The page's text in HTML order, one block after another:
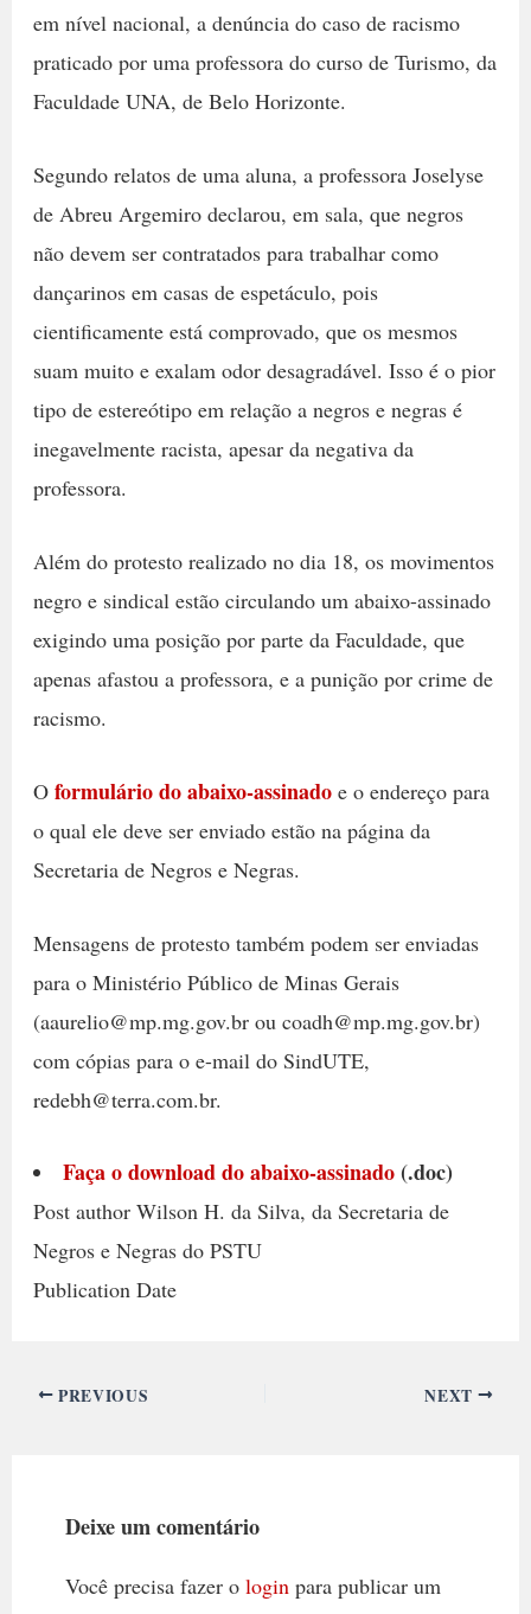
em nível nacional, a denúncia do caso de racismo
praticado por uma professora do curso de Turismo, da
Faculdade UNA, de Belo Horizonte.
Segundo relatos de uma aluna, a professora Joselyse
de Abreu Argemiro declarou, em sala, que negros
não devem ser contratados para trabalhar como
dançarinos em casas de espetáculo, pois
cientificamente está comprovado, que os mesmos
suam muito e exalam odor desagradável. Isso é o pior
tipo de estereótipo em relação a negros e negras é
inegavelmente racista, apesar da negativa da
professora.
Além do protesto realizado no dia 18, os movimentos
negro e sindical estão circulando um abaixo-assinado
exigindo uma posição por parte da Faculdade, que
apenas afastou a professora, e a punição por crime de
racismo.
O formulário do abaixo-assinadoe o endereço para
o qual ele deve ser enviado estão na página da
Secretaria de Negros e Negras.
Mensagens de protesto também podem ser enviadas
para o Ministério Público de Minas Gerais
(aaurelio@mp.mg.gov.br ou coadh@mp.mg.gov.br)
com cópias para o e-mail do SindUTE,
redebh@terra.com.br.
Faça o download do abaixo-assinado(.doc)
Post author Wilson H. da Silva, da Secretaria de
Negros e Negras do PSTU
Publication Date
PREVIOUS NEXT
Deixe um comentário
Você precisa fazer o login para publicar um